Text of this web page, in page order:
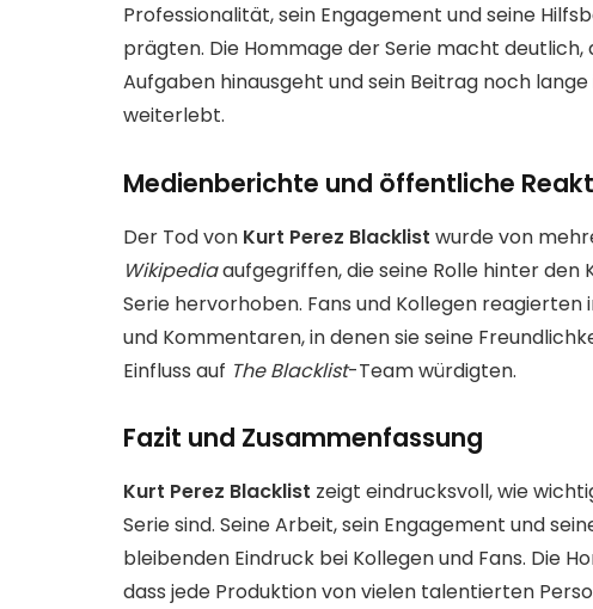
Professionalität, sein Engagement und seine
prägten. Die Hommage der Serie macht
Aufgaben hinausgeht und sein Beitrag noch
weiterlebt.
Medienberichte und öffentliche
Der Tod von Kurt Perez Blacklist wurde von
Wikipediaaufgegriffen, die seine Rolle hinter den
Serie hervorhoben. Fans und Kollegen
und Kommentaren, in denen sie seine
Einfluss auf The Blacklist-Team würdigten.
Fazit und Zusammenfassung
Kurt Perez Blacklist zeigt eindrucksvoll, wie
Serie sind. Seine Arbeit, sein Engagement und
bleibenden Eindruck bei Kollegen und Fans. Die
dass jede Produktion von vielen talentierten